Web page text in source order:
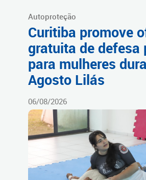
Autoproteção
Curitiba promove
gratuita de defesa
para mulheres
Agosto Lilás
06/08/2026